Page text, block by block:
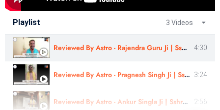
Playlist 3 Videos
Reviewed By Astro - Rajendra Guru Ji | Sshree Astro Vastu 4:30
Reviewed By Astro - Pragnesh Singh Ji | Sshree Astro Vastu 3:24
Reviewed By Astro - Ankur Singla Ji | Sshree Astro Vastu #astrology #nakshatra 2:56